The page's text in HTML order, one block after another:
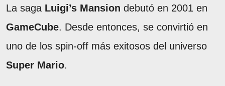
La saga Luigi’s Mansion debutó en 2001 en
GameCube. Desde entonces, se convirtió en
uno de los spin-off más exitosos del universo
Super Mario.